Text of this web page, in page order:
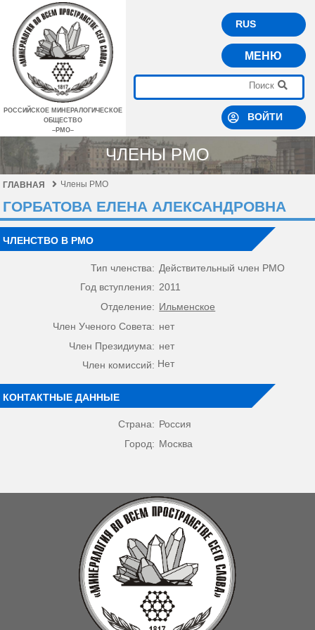
РОССИЙСКОЕ МИНЕРАЛОГИЧЕСКОЕ
ОБЩЕСТВО
–РМО–
RUS
МЕНЮ
ВОЙТИ
ЧЛЕНЫ РМО
ГЛАВНАЯ Члены РМО
ГОРБАТОВА ЕЛЕНА АЛЕКСАНДРОВНА
ЧЛЕНСТВО В РМО
Тип членства: Действительный член РМО
Год вступления: 2011
Отделение: Ильменское
Член Ученого Совета: нет
Член Президиума: нет
Член комиссий: Нет
КОНТАКТНЫЕ ДАННЫЕ
Страна: Россия
Город: Москва